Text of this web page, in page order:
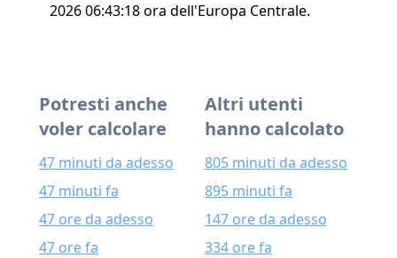
2026 06:43:18 ora dell'Europa Centrale.
Potresti anche
voler calcolare
47 minuti da adesso
47 minuti fa
47 ore da adesso
47 ore fa
Altri utenti
hanno calcolato
805 minuti da adesso
895 minuti fa
147 ore da adesso
334 ore fa